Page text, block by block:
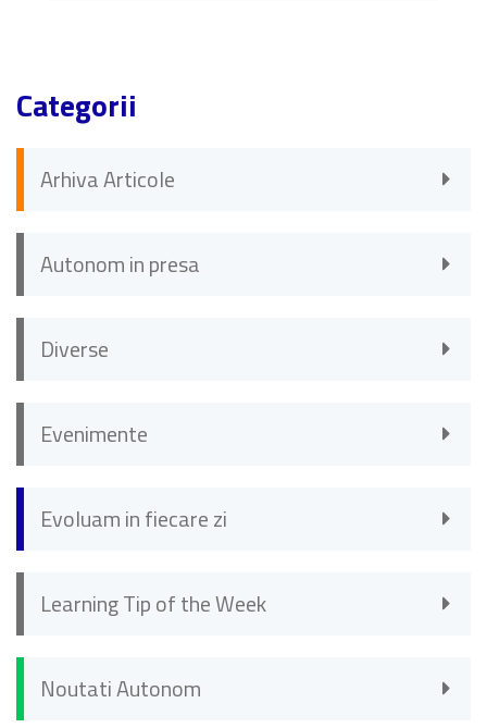
Categorii
Arhiva Articole
Autonom in presa
Diverse
Evenimente
Evoluam in fiecare zi
Learning Tip of the Week
Noutati Autonom